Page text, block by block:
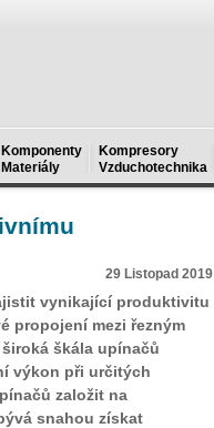
Komponenty
Materiály
Kompresory
Vzduchotechnika
29 Listopad 2019
vynikající produktivitu
propojení mezi řezným
škála upínačů
výkon při určitých
založit na
snahou získat